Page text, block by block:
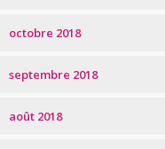
octobre 2018
septembre 2018
août 2018